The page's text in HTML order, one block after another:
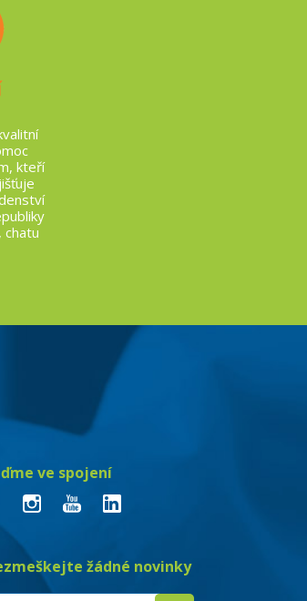
kteří
ve spojení
žádné novinky